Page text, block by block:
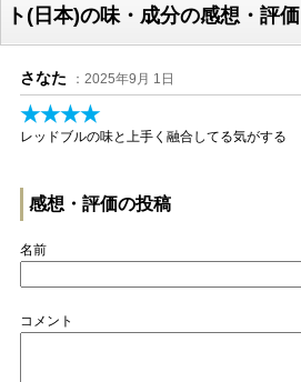
ト(日本)の味・成分の感想・評価
さなた ：2025年9月 1日
★★★★
レッドブルの味と上手く融合してる気がする
感想・評価の投稿
名前
コメント